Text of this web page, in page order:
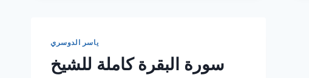
الشريف
ياسر الدوسري
سورة البقرة كاملة للشيخ